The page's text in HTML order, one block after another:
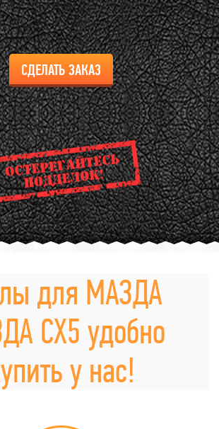
СДЕЛАТЬ ЗАКАЗ
для МАЗДА
СХ5 удобно
у нас!